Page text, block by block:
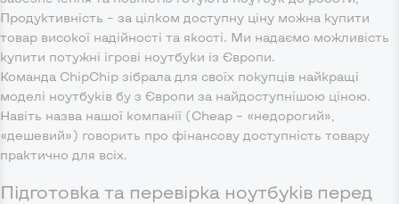
Продуктивність – за цілком доступну ціну можна купити
товар високої надійності та якості. Ми надаємо можливість
купити потужні ігрові ноутбуки із Європи.
Команда ChipChip зібрала для своїх покупців найкращі
моделі ноутбуків бу з Європи за найдоступнішою ціною.
Навіть назва нашої компанії (Cheap – «недорогий»,
«дешевий») говорить про фінансову доступність товару
практично для всіх.
Підготовка та перевірка ноутбуків перед